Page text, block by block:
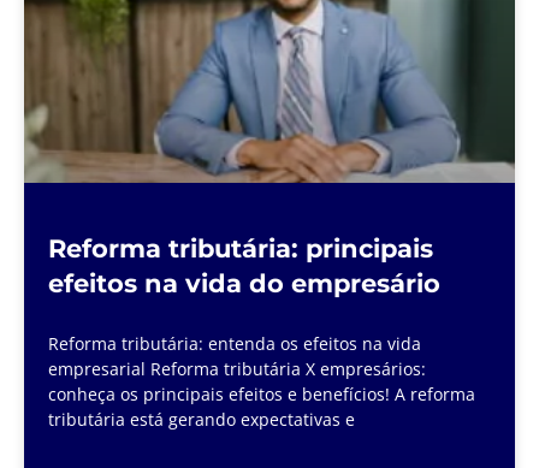
Reforma tributária: principais
efeitos na vida do empresário
Reforma tributária: entenda os efeitos na vida
empresarial Reforma tributária X empresários:
conheça os principais efeitos e benefícios! A reforma
tributária está gerando expectativas e